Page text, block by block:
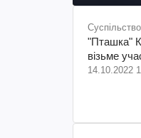
Суспільство
"Пташка"
візьме
14.10.2022